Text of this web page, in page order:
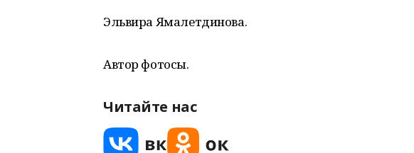
Эльвира Ямалетдинова.
Автор фотосы.
Читайте нас